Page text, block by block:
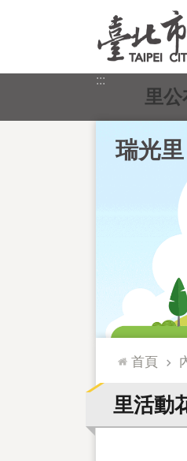
:::
瑞光里
里
::: 首頁
里活動